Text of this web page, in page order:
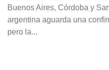
Buenos Aires, Córdoba y
argentina aguarda una
pero la...